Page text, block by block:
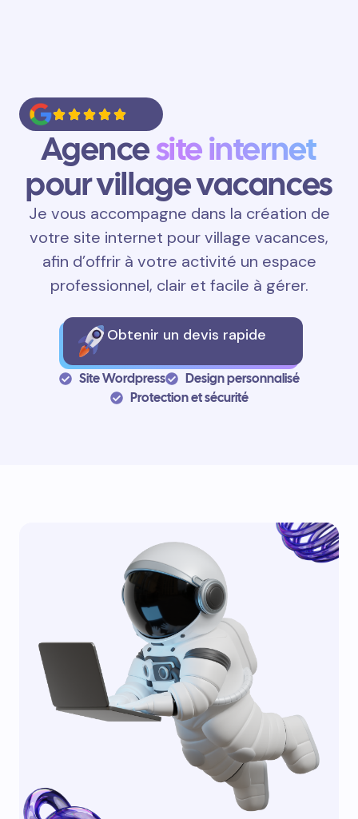
Agencesite internet
pour village vacances
Je vous accompagne dans la création de
votre site internet pour village vacances,
afin d’offrir à votre activité un espace
professionnel, clair et facile à gérer.
Obtenir un devis rapide
Site Wordpress
Design personnalisé
Protection et sécurité